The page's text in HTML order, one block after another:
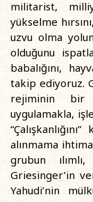
militarist,
yükselme
uzvu olma
olduğunu
babalığını,
takip ediyoruz.
rejiminin bir
uygulamakla,
alınmama
grubun
Griesinger’in
Yahudi’nin